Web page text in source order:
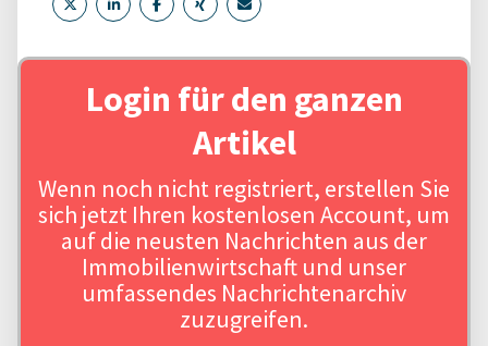
Login für den ganzen
Artikel
Wenn noch nicht registriert, erstellen Sie
sich jetzt Ihren kostenlosen Account, um
auf die neusten Nachrichten aus der
Immobilienwirtschaft und unser
umfassendes Nachrichtenarchiv
zuzugreifen.